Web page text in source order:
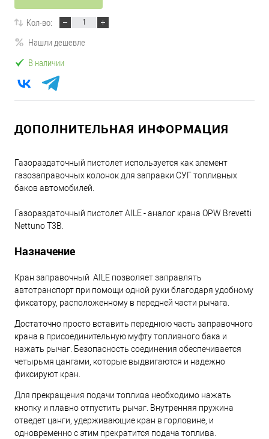
Кол-во:
Нашли дешевле
В наличии
ДОПОЛНИТЕЛЬНАЯ ИНФОРМАЦИЯ
Газораздаточный пистолет используется как элемент
газозаправочных колонок для заправки СУГ топливных
баков автомобилей.
Газораздаточный пистолет AILE - аналог крана OPW Brevetti
Nettuno T3B.
Назначение
Кран заправочный AILE позволяет заправлять
автотранспорт при помощи одной руки благодаря удобному
фиксатору, расположенному в передней части рычага.
Достаточно просто вставить переднюю часть заправочного
крана в присоединительную муфту топливного бака и
нажать рычаг. Безопасность соединения обеспечивается
четырьмя цангами, которые выдвигаются и надежно
фиксируют кран.
Для прекращения подачи топлива необходимо нажать
кнопку и плавно отпустить рычаг. Внутренняя пружина
отведет цанги, удерживающие кран в горловине, и
одновременно с этим прекратится подача топлива.